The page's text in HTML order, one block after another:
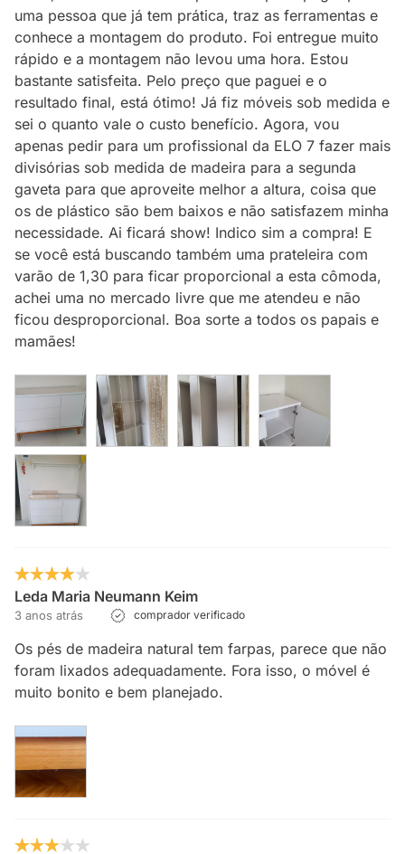
uma pessoa que já tem prática, traz as ferramentas e
conhece a montagem do produto. Foi entregue muito
rápido e a montagem não levou uma hora. Estou
bastante satisfeita. Pelo preço que paguei e o
resultado final, está ótimo! Já fiz móveis sob medida e
sei o quanto vale o custo benefício. Agora, vou
apenas pedir para um profissional da ELO 7 fazer mais
divisórias sob medida de madeira para a segunda
gaveta para que aproveite melhor a altura, coisa que
os de plástico são bem baixos e não satisfazem minha
necessidade. Ai ficará show! Indico sim a compra! E
se você está buscando também uma prateleira com
varão de 1,30 para ficar proporcional a esta cômoda,
achei uma no mercado livre que me atendeu e não
ficou desproporcional. Boa sorte a todos os papais e
mamães!
Leda Maria Neumann Keim
3 anos atrás comprador verificado
Os pés de madeira natural tem farpas, parece que não
foram lixados adequadamente. Fora isso, o móvel é
muito bonito e bem planejado.